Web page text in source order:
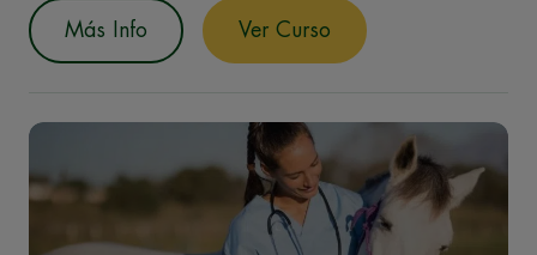
Más Info Ver Curso